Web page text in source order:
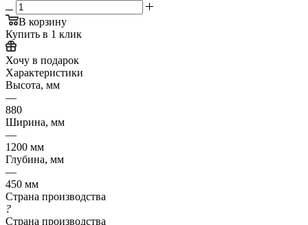
В корзину
Купить в 1 клик
Хочу в подарок
Характеристики
Высота, мм
—
880
Ширина, мм
—
1200 мм
Глубина, мм
—
450 мм
Страна производства
?
Страна производства